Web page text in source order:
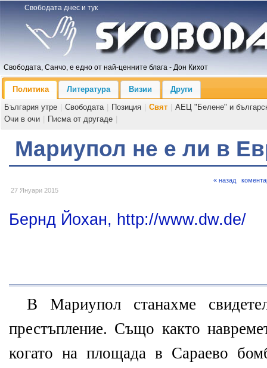
Свободата днес и тук
Свободата, Санчо, е едно от най-ценните блага - Дон Кихот
Политика Литература Визии
Други
България утре
Свободата Позиция Свят
АЕЦ "Белене" и
Очи в очи
Писма от другаде
Мариупол не е ли в
27 Януари 2015
« назад
Бернд Йохан, http://www.dw.de/
В Мариупол станахме
престъпление. Също както
когато на площада в Сараево